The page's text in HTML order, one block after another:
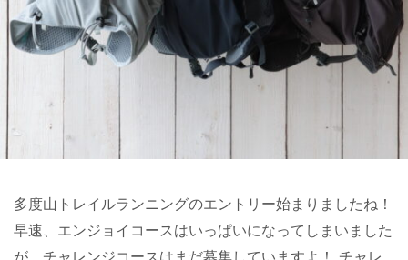
多度山トレイルランニングのエントリー始まりましたね！
早速、エンジョイコースはいっぱいになってしまいました
が、チャレンジコースはまだ募集していますよ！ チャレ